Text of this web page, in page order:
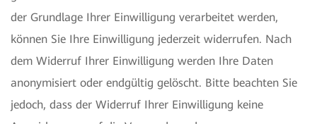
der Grundlage Ihrer Einwilligung verarbeitet werden,
können Sie Ihre Einwilligung jederzeit widerrufen. Nach
dem Widerruf Ihrer Einwilligung werden Ihre Daten
anonymisiert oder endgültig gelöscht. Bitte beachten Sie
jedoch, dass der Widerruf Ihrer Einwilligung keine